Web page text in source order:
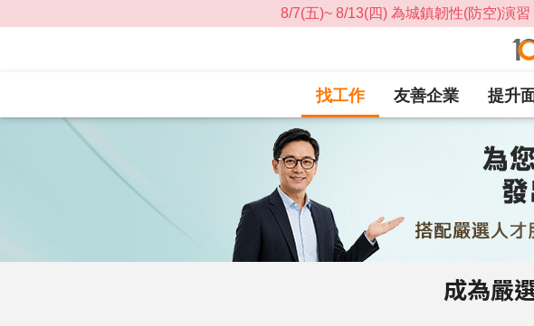
找工作 友善企業 提升
成為嚴